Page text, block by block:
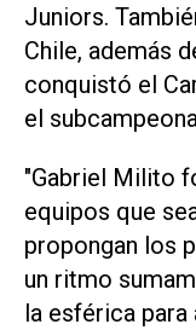
Juniors.
Chile, además
conquistó el
el
"Gabriel Milito
equipos que
propongan los
un ritmo
la esférica